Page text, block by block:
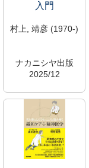
入門
村上, 靖彦 (1970-)
ナカニシヤ出版
2025/12
1003560
遠山研究室（453研
究室）
専有資料のため閲覧
不可
広尾研究室